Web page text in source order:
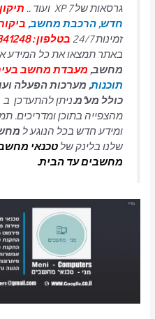
גרסאות של 7 XP ועוד ..
חדש, הרכבת מחשב, ביקור ב
זמינות 24/7
בטלפון : 054-6341248
באתר תמצאו את כל המידע
מחשב, מעבדת מחשב
תוכנות, מערכות הפעלה
כולל מע"מ.ניתן להתעדכן
מהצפייה בתוכן ומדריכים.
ומידע חדש בכל הנוגע ל
שלנו בלינק שלטכנאי
מחשבים עד הבית.